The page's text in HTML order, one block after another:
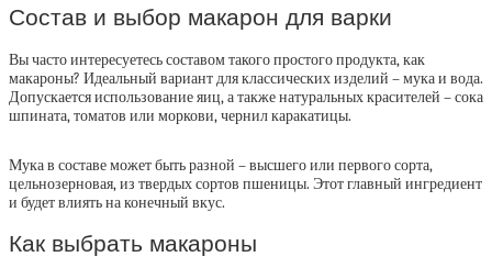
Состав и выбор макарон для варки
Вы часто интересуетесь составом такого простого продукта, как
макароны? Идеальный вариант для классических изделий – мука и вода.
Допускается использование яиц, а также натуральных красителей – сока
шпината, томатов или моркови, чернил каракатицы.
Мука в составе может быть разной – высшего или первого сорта,
цельнозерновая, из твердых сортов пшеницы. Этот главный ингредиент
и будет влиять на конечный вкус.
Как выбрать макароны